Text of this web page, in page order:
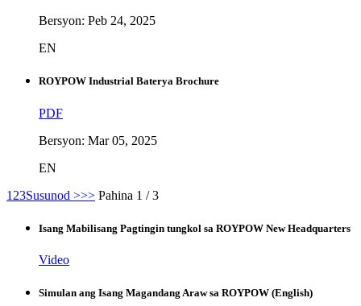
Bersyon: Peb 24, 2025
EN
ROYPOW Industrial Baterya Brochure
PDF
Bersyon: Mar 05, 2025
EN
1 23Susunod >>> Pahina 1 / 3
Isang Mabilisang Pagtingin tungkol sa ROYPOW New Headquarters
Video
Simulan ang Isang Magandang Araw sa ROYPOW (English)